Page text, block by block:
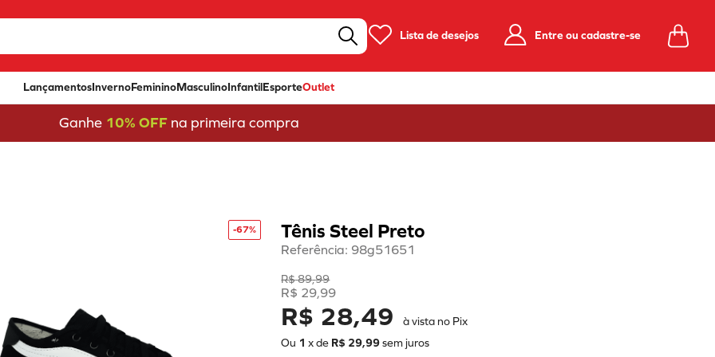
Lista de desejos Entre ou cadastre-se
LançamentosInvernoFemininoMasculinoInfantilEsporteOutlet
Ganhe 10% OFFna primeira compra
-67% Tênis Steel Preto
Referência: 98g51651
R$89,99
R$ 29,99
R$ 28,49
à vista no Pix
Ou 1 x de R$ 29,99sem juros